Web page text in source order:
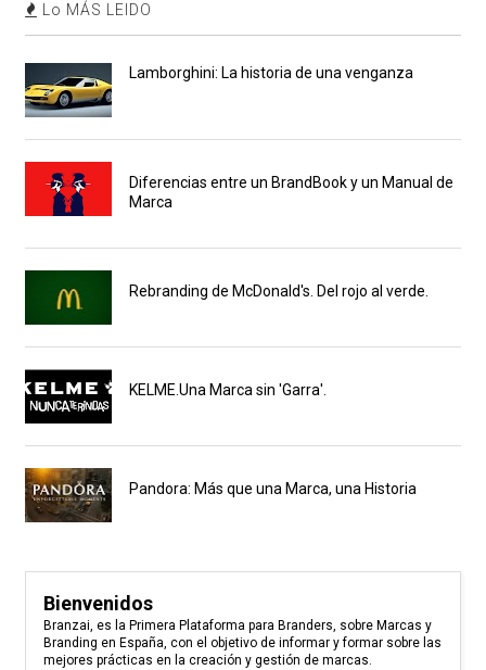
Lo MÁS LEIDO
Lamborghini: La historia de una venganza
Diferencias entre un BrandBook y un Manual de
Marca
Rebranding de McDonald's. Del rojo al verde.
KELME.Una Marca sin 'Garra'.
Pandora: Más que una Marca, una Historia
Bienvenidos
Branzai, es la Primera Plataforma para Branders, sobre Marcas y
Branding en España, con el objetivo de informar y formar sobre las
mejores prácticas en la creación y gestión de marcas.